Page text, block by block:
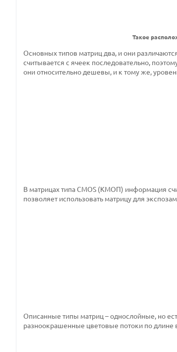
Такое
Основных типов матриц два, и они
считывается с ячеек последовательно,
они относительно дешевы, и к тому же,
В матрицах типа CMOS (КМОП) информация
позволяет использовать матрицу для
Описанные типы матриц – однослойные, но
разноокрашенные цветовые потоки по длине